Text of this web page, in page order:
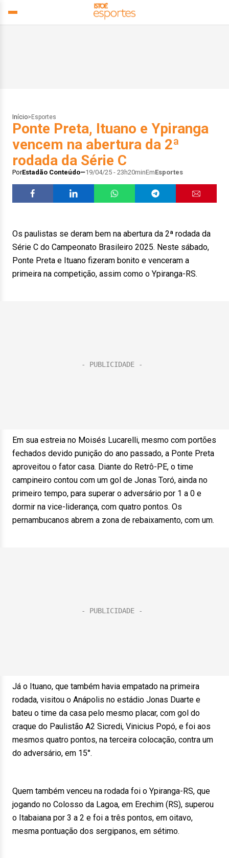
Início> Esportes
Ponte Preta, Ituano e Ypiranga
vencem na abertura da 2ª
rodada da Série C
PorEstadão Conteúdo 19/04/25 - 23h20minEmEsportes
Os paulistas se deram bem na abertura da 2ª rodada da
Série C do Campeonato Brasileiro 2025. Neste sábado,
Ponte Preta e Ituano fizeram bonito e venceram a
primeira na competição, assim como o Ypiranga-RS.
Em sua estreia no Moisés Lucarelli, mesmo com portões
fechados devido punição do ano passado, a Ponte Preta
aproveitou o fator casa. Diante do Retrô-PE, o time
campineiro contou com um gol de Jonas Toró, ainda no
primeiro tempo, para superar o adversário por 1 a 0 e
dormir na vice-liderança, com quatro pontos. Os
pernambucanos abrem a zona de rebaixamento, com um.
Já o Ituano, que também havia empatado na primeira
rodada, visitou o Anápolis no estádio Jonas Duarte e
bateu o time da casa pelo mesmo placar, com gol do
craque do Paulistão A2 Sicredi, Vinicius Popó, e foi aos
mesmos quatro pontos, na terceira colocação, contra um
do adversário, em 15°.
Quem também venceu na rodada foi o Ypiranga-RS, que
jogando no Colosso da Lagoa, em Erechim (RS), superou
o Itabaiana por 3 a 2 e foi a três pontos, em oitavo,
mesma pontuação dos sergipanos, em sétimo.